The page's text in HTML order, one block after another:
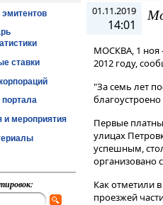
ставки
портала
и мероприятия
01.11.2019
14:01
МОСКВА, 1 ноя
2012 году,
"За семь лет
Первые
улицах
успешным,
организовано
Как отметили
проезжей